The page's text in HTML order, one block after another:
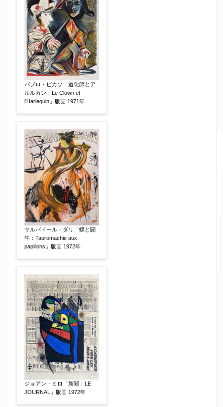
パブロ・ピカソ「道化師とア
ルルカン：Le Clown et
l’Harlequin」版画 1971年
サルバドール・ダリ「蝶と闘
牛：Tauromachie aux
papillons」版画 1972年
ジョアン・ミロ「新聞：LE
JOURNAL」版画 1972年